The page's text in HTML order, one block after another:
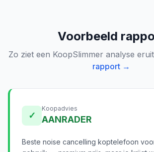
Voorbeeld
Zo ziet een KoopSlimmer analyse
rapport →
✓
Koopadvies
AANRADER
Beste noise cancelling koptelefoon